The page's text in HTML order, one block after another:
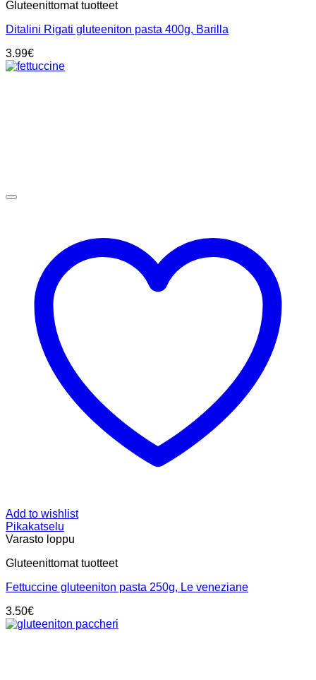
Gluteenittomat tuotteet
Ditalini Rigati gluteeniton pasta 400g, Barilla
3.99€
Add to wishlist
Pikakatselu
Varasto loppu
Gluteenittomat tuotteet
Fettuccine gluteeniton pasta 250g, Le veneziane
3.50€